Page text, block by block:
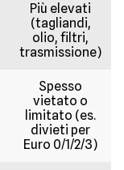
Più elevati
(tagliandi,
olio, filtri,
trasmissione)
Spesso
vietato o
limitato (es.
divieti per
Euro 0/1/2/3)